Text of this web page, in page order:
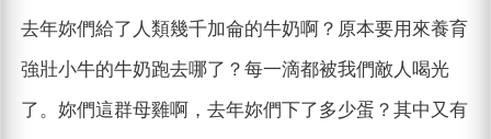
去年妳們給了人類幾千加侖的牛奶啊？原本要用來養育
強壯小牛的牛奶跑去哪了？每一滴都被我們敵人喝光
了。妳們這群母雞啊，去年妳們下了多少蛋？其中又有